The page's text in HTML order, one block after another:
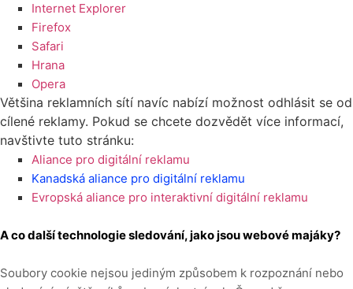
Internet Explorer
Firefox
Safari
Hrana
Opera
Většina reklamních sítí navíc nabízí možnost odhlásit se od
cílené reklamy. Pokud se chcete dozvědět více informací,
navštivte tuto stránku:
Aliance pro digitální reklamu
Kanadská aliance pro digitální reklamu
Evropská aliance pro interaktivní digitální reklamu
A co další technologie sledování, jako jsou webové majáky?
Soubory cookie nejsou jediným způsobem k rozpoznání nebo